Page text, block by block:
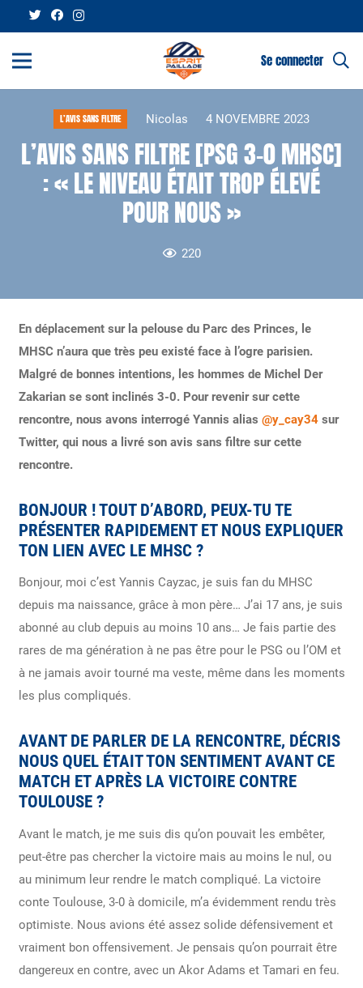
Se connecter
L’AVIS SANS FILTRE Nicolas 4 NOVEMBRE 2023
L’AVIS SANS FILTRE [PSG 3-0 MHSC]
: « LE NIVEAU ÉTAIT TROP ÉLEVÉ
POUR NOUS »
220
En déplacement sur la pelouse du Parc des Princes, le
MHSC n’aura que très peu existé face à l’ogre parisien.
Malgré de bonnes intentions, les hommes de Michel Der
Zakarian se sont inclinés 3-0. Pour revenir sur cette
rencontre, nous avons interrogé Yannis alias @y_cay34sur
Twitter, qui nous a livré son avis sans filtre sur cette
rencontre.
BONJOUR ! TOUT D’ABORD, PEUX-TU TE
PRÉSENTER RAPIDEMENT ET NOUS EXPLIQUER
TON LIEN AVEC LE MHSC ?
Bonjour, moi c’est Yannis Cayzac, je suis fan du MHSC
depuis ma naissance, grâce à mon père… J’ai 17 ans, je suis
abonné au club depuis au moins 10 ans… Je fais partie des
rares de ma génération à ne pas être pour le PSG ou l’OM et
à ne jamais avoir tourné ma veste, même dans les moments
les plus compliqués.
AVANT DE PARLER DE LA RENCONTRE, DÉCRIS
NOUS QUEL ÉTAIT TON SENTIMENT AVANT CE
MATCH ET APRÈS LA VICTOIRE CONTRE
TOULOUSE ?
Avant le match, je me suis dis qu’on pouvait les embêter,
peut-être pas chercher la victoire mais au moins le nul, ou
au minimum leur rendre le match compliqué. La victoire
conte Toulouse, 3-0 à domicile, m’a évidemment rendu très
optimiste. Nous avions été assez solide défensivement et
vraiment bon offensivement. Je pensais qu’on pourrait être
dangereux en contre, avec un Akor Adams et Tamari en feu.